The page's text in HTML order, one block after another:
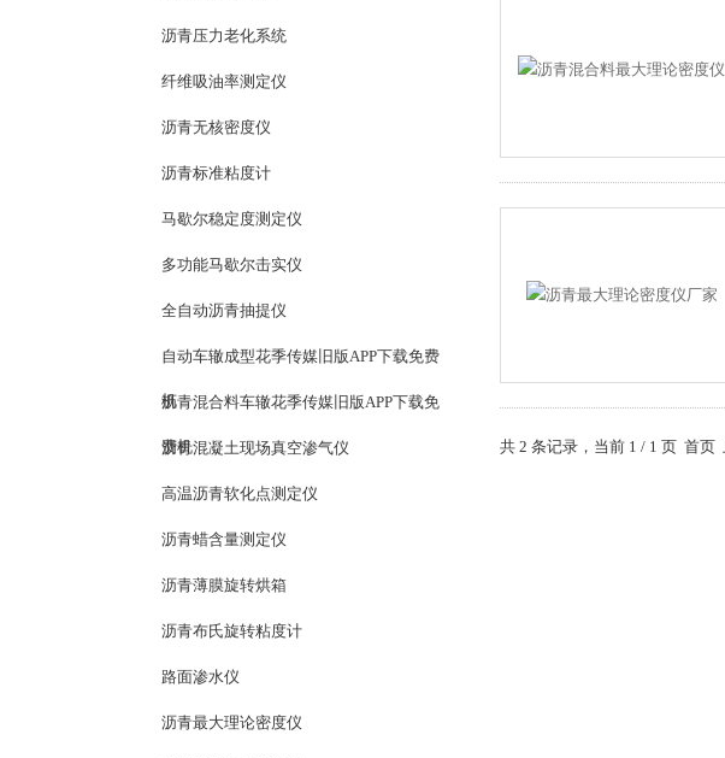
沥青压力老化系统
纤维吸油率测定仪
沥青无核密度仪
沥青标准粘度计
马歇尔稳定度测定仪
多功能马歇尔击实仪
全自动沥青抽提仪
自动车辙成型花季传媒旧版APP下载免费
机
沥青混合料车辙花季传媒旧版APP下载免
费机
沥青混凝土现场真空渗气仪
高温沥青软化点测定仪
沥青蜡含量测定仪
沥青薄膜旋转烘箱
沥青布氏旋转粘度计
路面渗水仪
沥青最大理论密度仪
共 2 条记录，当前 1 / 1 页